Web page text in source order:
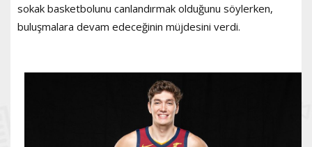
sokak basketbolunu canlandırmak olduğunu söylerken,
buluşmalara devam edeceğinin müjdesini verdi.